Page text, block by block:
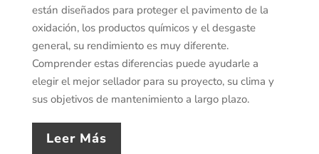
están diseñados para proteger el pavimento de la
oxidación, los productos químicos y el desgaste
general, su rendimiento es muy diferente.
Comprender estas diferencias puede ayudarle a
elegir el mejor sellador para su proyecto, su clima y
sus objetivos de mantenimiento a largo plazo.
Leer Más